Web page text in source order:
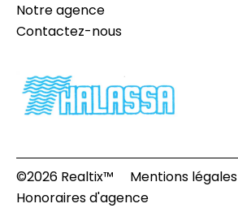
Notre agence
Contactez-nous
©2026 Realtix™
Mentions légales
Honoraires d'agence